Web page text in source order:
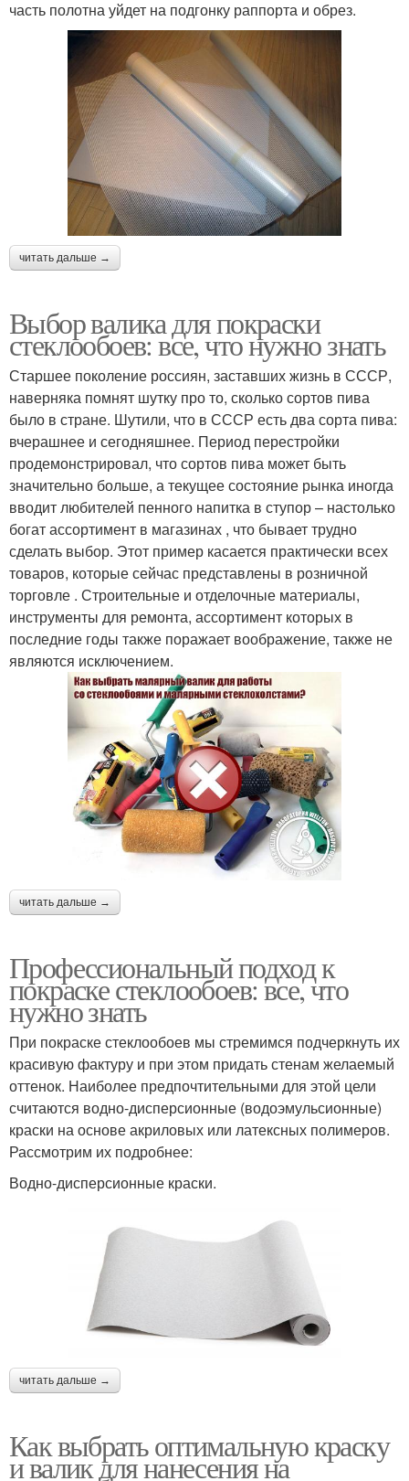
часть полотна уйдет на подгонку раппорта и обрез.
читать дальше →
Выбор валика для покраски
стеклообоев: все, что нужно знать
Старшее поколение россиян, заставших жизнь в СССР,
наверняка помнят шутку про то, сколько сортов пива
было в стране. Шутили, что в СССР есть два сорта пива:
вчерашнее и сегодняшнее. Период перестройки
продемонстрировал, что сортов пива может быть
значительно больше, а текущее состояние рынка иногда
вводит любителей пенного напитка в ступор – настолько
богат ассортимент в магазинах , что бывает трудно
сделать выбор. Этот пример касается практически всех
товаров, которые сейчас представлены в розничной
торговле . Строительные и отделочные материалы,
инструменты для ремонта, ассортимент которых в
последние годы также поражает воображение, также не
являются исключением.
читать дальше →
Профессиональный подход к
покраске стеклообоев: все, что
нужно знать
При покраске стеклообоев мы стремимся подчеркнуть их
красивую фактуру и при этом придать стенам желаемый
оттенок. Наиболее предпочтительными для этой цели
считаются водно-дисперсионные (водоэмульсионные)
краски на основе акриловых или латексных полимеров.
Рассмотрим их подробнее:
Водно-дисперсионные краски.
читать дальше →
Как выбрать оптимальную краску
и валик для нанесения на